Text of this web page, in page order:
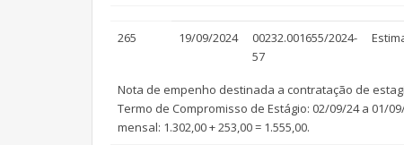
265 19/09/2024
00232.001655/2024-
57
Nota de empenho destinada a contratação de
Termo de Compromisso de Estágio: 02/09/24 a 01/
mensal: 1.302,00 + 253,00 = 1.555,00.